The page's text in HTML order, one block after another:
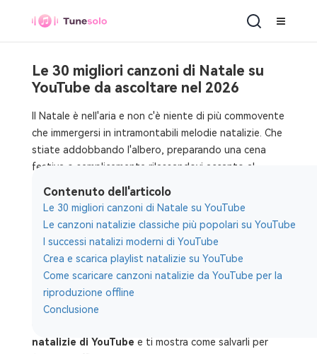
Le 30 migliori canzoni di Natale su
YouTube da ascoltare nel 2026
Il Natale è nell'aria e non c'è niente di più commovente
che immergersi in intramontabili melodie natalizie. Che
stiate addobbando l'albero, preparando una cena
festiva o semplicemente rilassandovi accanto al
fuoco, la musica giusta può migliorare l'atmosfera.
YouTube rimane una delle piattaforme principali per
scoprire successi natalizi classici e moderni. Dai canti
natalizi più soft agli inni pop, c'è una vasta libreria da
esplorare. Ma se vuoi ascoltare queste canzoni offline,
soprattutto senza YouTube Premium, avrai bisogno di
una soluzione affidabile per scaricarle e convertirle.
natalizie di YouTube e ti mostra come salvarli per
Contenuto dell'articolo
Le 30 migliori canzoni di Natale su YouTube
Le canzoni natalizie classiche più popolari su YouTube
I successi natalizi moderni di YouTube
Crea e scarica playlist natalizie su YouTube
Come scaricare canzoni natalizie da YouTube per la
riproduzione offline
Conclusione